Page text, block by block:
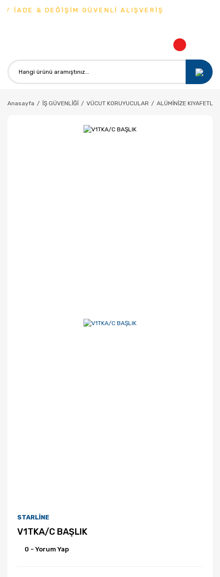
İADE & DEĞİŞİM GÜVENLİ ALIŞVERİŞ
Anasayfa İŞ GÜVENLİĞİ VÜCUT KORUYUCULAR ALÜMİNİZE KIYAFETLER
STARLİNE
V1TKA/C BAŞLIK
0 - Yorum Yap